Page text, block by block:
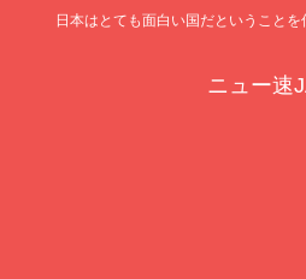
日本はとても面白い国だということ
ニュー速